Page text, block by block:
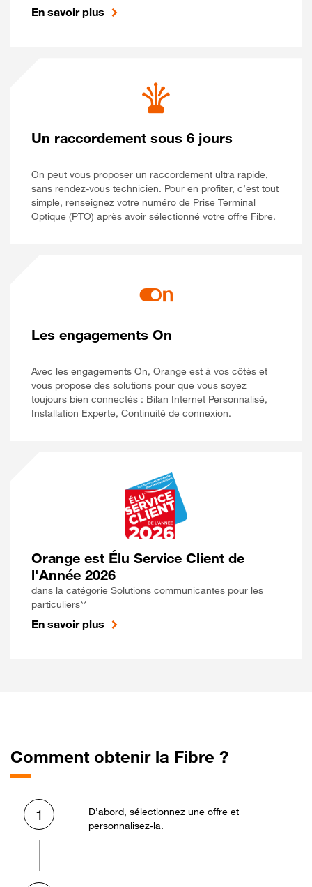
En savoir plus
Un raccordement sous 6 jours
On peut vous proposer un raccordement ultra rapide,
sans rendez-vous technicien. Pour en profiter, c’est tout
simple, renseignez votre numéro de Prise Terminal
Optique (PTO) après avoir sélectionné votre offre Fibre.
Les engagements On
Avec les engagements On, Orange est à vos côtés et
vous propose des solutions pour que vous soyez
toujours bien connectés : Bilan Internet Personnalisé,
Installation Experte, Continuité de connexion.
Orange est Élu Service Client de
l'Année 2026
dans la catégorie Solutions communicantes pour les
particuliers**
En savoir plus
Comment obtenir la Fibre ?
1
D’abord, sélectionnez une offre et
personnalisez-la.